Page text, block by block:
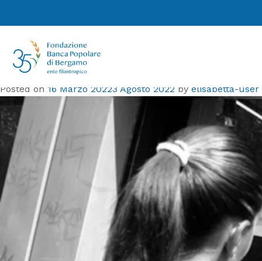
di Fondazione BPB per le Borse Lavoro
ACLI
Posted on 16 Marzo 20223 Agosto 2022 by elisabetta-user